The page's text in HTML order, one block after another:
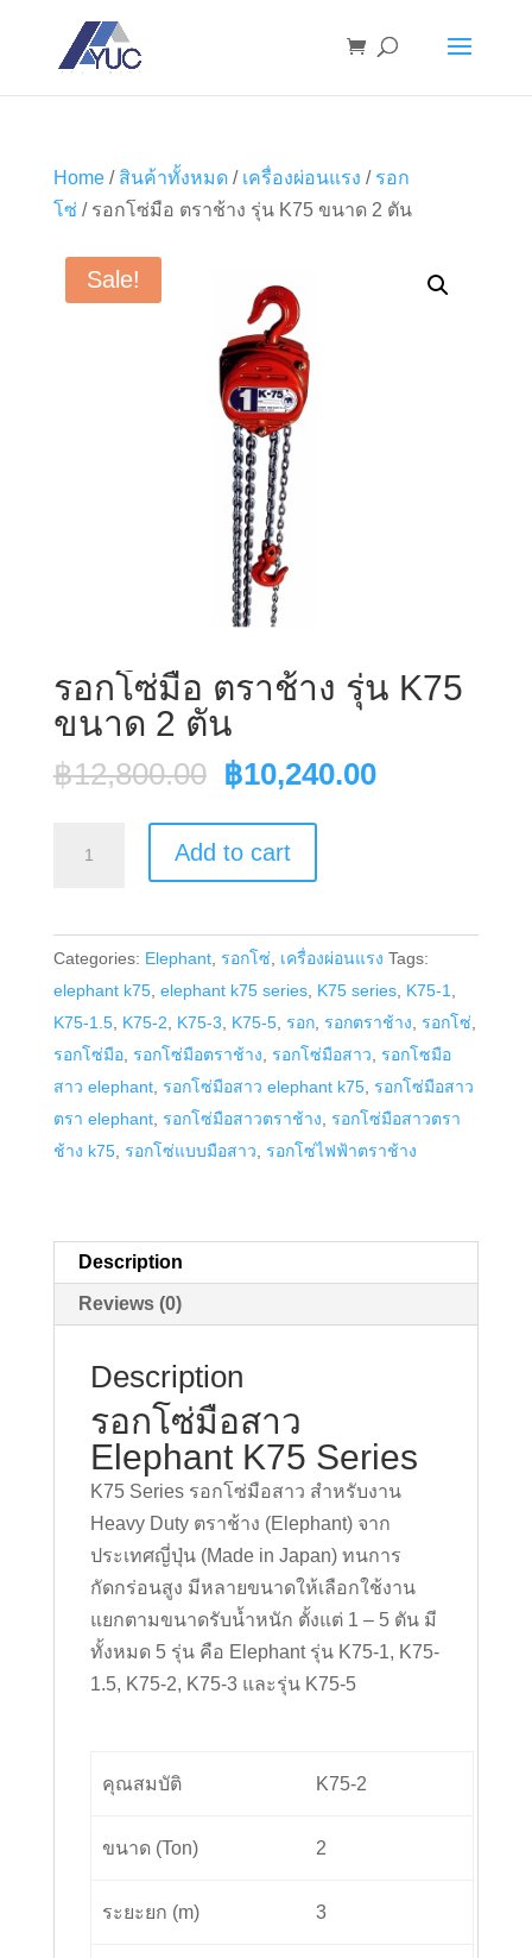
Home/ สินค้าทั้งหมด/ เครื่องผ่อนแรง / รอก
โซ่ / รอกโซ่มือ ตราช้าง รุ่น K75 ขนาด 2 ตัน
Sale!
รอกโซ่มือ ตราช้าง รุ่น K75
ขนาด 2 ตัน
฿12,800.00 Original
was:
฿12,800.00.
฿10,240.00Current
ตรา
ช้าง
รุ่น
K75
ขนาด
2
ตัน
quantity
Add to cart
Categories: Elephant, รอกโซ่, เครื่องผ่อนแรง Tags:
elephant k75, elephant k75 series, K75 series, K75-1,
K75-1.5, K75-2, K75-3, K75-5, รอก, รอกตราช้าง, รอกโซ่,
รอกโซ่มือ, รอกโซ่มือตราช้าง, รอกโซ่มือสาว, รอกโซมือ
สาว elephant, รอกโซ่มือสาว elephant k75, รอกโซ่มือสาว
ตรา elephant, รอกโซ่มือสาวตราช้าง, รอกโซ่มือสาวตรา
ช้าง k75, รอกโซ่แบบมือสาว, รอกโซ่ไฟฟ้าตราช้าง
Description
Reviews (0)
Description
รอกโซ่มือสาว
Elephant K75 Series
K75 Series รอกโซ่มือสาว สำหรับงาน
Heavy Duty ตราช้าง (Elephant) จาก
ประเทศญี่ปุ่น (Made in Japan) ทนการ
กัดกร่อนสูง มีหลายขนาดให้เลือกใช้งาน
แยกตามขนาดรับน้ำหนัก ตั้งแต่ 1 – 5 ตัน มี
ทั้งหมด 5 รุ่น คือ Elephant รุ่น K75-1, K75-
1.5, K75-2, K75-3 และรุ่น K75-5
คุณสมบัติ K75-2
ขนาด (Ton) 2
ระยะยก (m) 3